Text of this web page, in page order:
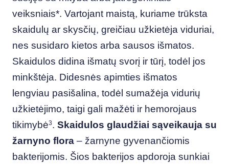
veiksniais*. Vartojant maistą, kuriame trūksta
skaidulų ar skysčių, greičiau užkietėja viduriai,
nes susidaro kietos arba sausos išmatos.
Skaidulos didina išmatų svorį ir tūrį, todėl jos
minkštėja. Didesnės apimties išmatos
lengviau pasišalina, todėl sumažėja vidurių
užkietėjimo, taigi gali mažėti ir hemorojaus
tikimybė3. Skaidulos glaudžiai sąveikauja su
žarnyno flora – žarnyne gyvenančiomis
bakterijomis. Šios bakterijos apdoroja sunkiai